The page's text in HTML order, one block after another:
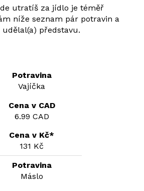
utratíš za jídlo je téměř
níže seznam pár potravin a
udělal(a) představu.
Vajíčka
6.99 CAD
131 Kč
Máslo